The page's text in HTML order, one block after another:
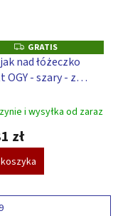
G
R
A
T
GRATIS
nad łóżeczko
OGY - szary - z
i wysyłka od zaraz
zł